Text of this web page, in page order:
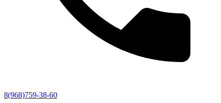
8(968)759-38-60